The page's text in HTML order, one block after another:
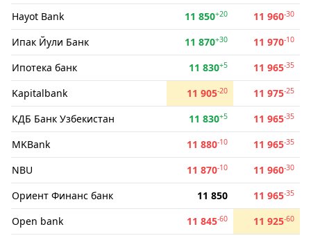
Hayot Bank 11 850+20 11 960-30
Ипак Йули Банк 11 870+30 11 970-10
Ипотека банк 11 830+5 11 965-35
Kapitalbank 11 905-20 11 975-25
КДБ Банк Узбекистан 11 830+5 11 965-35
MKBank 11 880-10 11 965-35
NBU 11 870-10 11 960-30
Ориент Финанс банк 11 850 11 965-35
Open bank 11 845-60 11 925-60